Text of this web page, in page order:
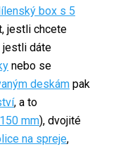
box s 5
jestli chcete
jestli dáte
nebo se
deskám pak
, a to
150 mm), dvojité
na spreje,